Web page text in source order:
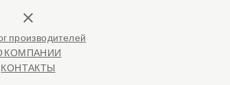
close
производителей
КОМПАНИИ
КОНТАКТЫ